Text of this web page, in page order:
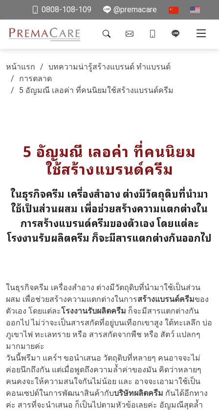
0808-108-109 @premacare
หน้าแรก
บทความน่ารู้สร้างแบรนด์ ทำแบรนด์
การตลาด
5 อัญมณี เลอค่า ที่คนนิยมใช้สร้างแบรนด์ครีม
5 อัญมณี เลอค่า ที่คนนิยม
ใช้สร้างแบรนด์ครีม
ในธุรกิจครีม เครื่องสำอาง ต่างมีวัตถุดิบที่นำมา
ใช้เป็นส่วนผสม เพื่อช่วยสร้างความแตกต่างใน
การสร้างแบรนด์ครีมของตัวเอง โดยแต่ละ
โรงงานรับผลิตครีม ก็จะมีสารแตกต่างกันออกไป
ในธุรกิจครีม เครื่องสำอาง ต่างมีวัตถุดิบที่นำมาใช้เป็นส่วน
ผสม เพื่อช่วยสร้างความแตกต่างในการสร้างแบรนด์ครีมของ
ตัวเอง โดยแต่ละโรงงานรับผลิตครีม ก็จะมีสารแตกต่างกัน
ออกไป ไม่ว่าจะเป็นสารสกัดที่อยู่บนเทือกเขาสูง ใต้ทะเลลึก บ่อ
ภูเขาไฟ ทะเลทราย หรือ สารสกัดจากพืช หรือ สัตว์ แปลกๆ
มากมายค่ะ
วันนี้พรีมา แคร์ฯ ขอนำเสนอ วัตถุดิบที่หลายๆ คนอาจจะไม่
ค่อยนึกถึงกัน แต่เมื่อพูดถึงความล้ำค่าของมัน คิดว่าหลายๆ
คนคงจะให้ความสนใจกันไม่น้อย และ อาจจะเอามาใช้เป็น
คอนเซปต์ในการพัฒนาสินค้ากับบริษัทผลิตครีม กันได้อีกทาง
ค่ะ สารที่จะนำเสนอ ก็เป็นไปตามหัวข้อเลยค่ะ อัญมณีสุดล้ำ